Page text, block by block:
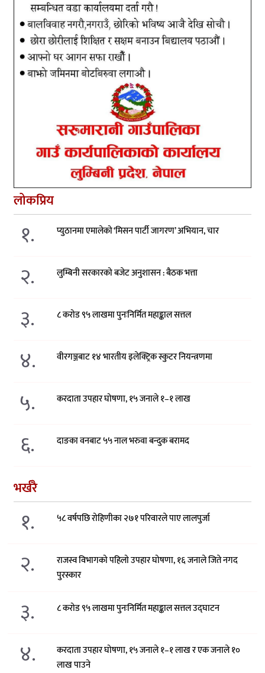
लोकप्रिय
१. प्युठानमा एमालेको ‘मिसन पार्टी जागरण’ अभियान, चार
२. लुम्बिनी सरकारको बजेट अनुशासन : बैठक भत्ता
३. ८ करोड ९५ लाखमा पुनःनिर्मित महाङ्काल सत्तल
४. वीरगञ्जबाट १४ भारतीय इलेक्ट्रिक स्कुटर नियन्त्रणमा
५. करदाता उपहार घोषणा, १५ जनाले १–१ लाख
६. दाङका वनबाट ५५ नाल भरुवा बन्दुक बरामद
भर्खरै
१. ५८ वर्षपछि रोहिणीका २७१ परिवारले पाए लालपुर्जा
२.
राजस्व विभागको पहिलो उपहार घोषणा, १६ जनाले जिते नगद
पुरस्कार
३. ८ करोड ९५ लाखमा पुनःनिर्मित महाङ्काल सत्तल उद्घाटन
४.
करदाता उपहार घोषणा, १५ जनाले १–१ लाख र एक जनाले १०
लाख पाउने